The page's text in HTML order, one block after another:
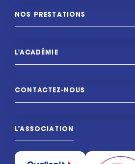
NOS PRESTATIONS
L'ACADÉMIE
CONTACTEZ-NOUS
L'ASSOCIATION